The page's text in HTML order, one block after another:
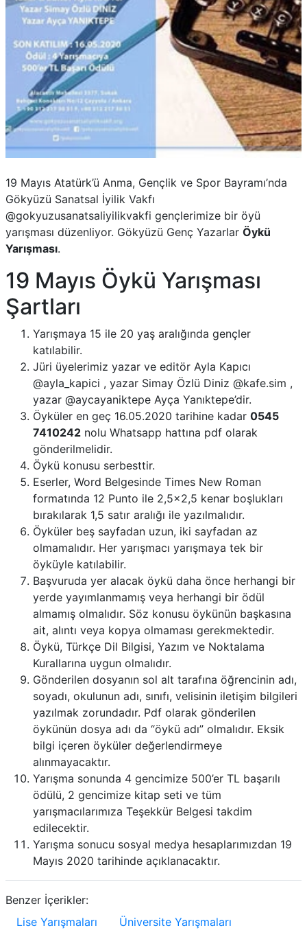
19 Mayıs Atatürk’ü Anma, Gençlik ve Spor Bayramı’nda
Gökyüzü Sanatsal İyilik Vakfı
@gokyuzusanatsaliyilikvakfi gençlerimize bir öyü
yarışması düzenliyor. Gökyüzü Genç Yazarlar Öykü
Yarışması.
19 Mayıs Öykü Yarışması
Şartları
Yarışmaya 15 ile 20 yaş aralığında gençler
katılabilir.
Jüri üyelerimiz yazar ve editör Ayla Kapıcı
@ayla_kapici , yazar Simay Özlü Diniz @kafe.sim ,
yazar @aycayaniktepe Ayça Yanıktepe’dir.
Öyküler en geç 16.05.2020 tarihine kadar 0545
7410242 nolu Whatsapp hattına pdf olarak
gönderilmelidir.
Öykü konusu serbesttir.
Eserler, Word Belgesinde Times New Roman
formatında 12 Punto ile 2,5×2,5 kenar boşlukları
bırakılarak 1,5 satır aralığı ile yazılmalıdır.
Öyküler beş sayfadan uzun, iki sayfadan az
olmamalıdır. Her yarışmacı yarışmaya tek bir
öyküyle katılabilir.
Başvuruda yer alacak öykü daha önce herhangi bir
yerde yayımlanmamış veya herhangi bir ödül
almamış olmalıdır. Söz konusu öykünün başkasına
ait, alıntı veya kopya olmaması gerekmektedir.
Öykü, Türkçe Dil Bilgisi, Yazım ve Noktalama
Kurallarına uygun olmalıdır.
Gönderilen dosyanın sol alt tarafına öğrencinin adı,
soyadı, okulunun adı, sınıfı, velisinin iletişim bilgileri
yazılmak zorundadır. Pdf olarak gönderilen
öykünün dosya adı da “öykü adı” olmalıdır. Eksik
bilgi içeren öyküler değerlendirmeye
alınmayacaktır.
Yarışma sonunda 4 gencimize 500’er TL başarılı
ödülü, 2 gencimize kitap seti ve tüm
yarışmacılarımıza Teşekkür Belgesi takdim
edilecektir.
Yarışma sonucu sosyal medya hesaplarımızdan 19
Mayıs 2020 tarihinde açıklanacaktır.
Benzer İçerikler:
Lise Yarışmaları
Üniversite Yarışmaları